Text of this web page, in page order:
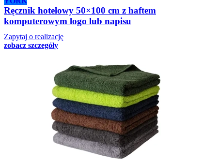
Ręcznik hotelowy 50×100 cm z haftem
komputerowym logo lub napisu
Zapytaj o realizację
zobacz szczegóły